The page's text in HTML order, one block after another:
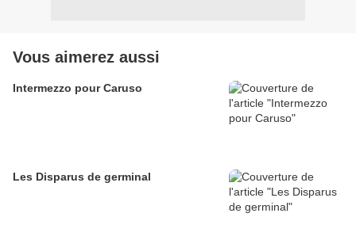
Vous aimerez aussi
Intermezzo pour Caruso
Les Disparus de germinal